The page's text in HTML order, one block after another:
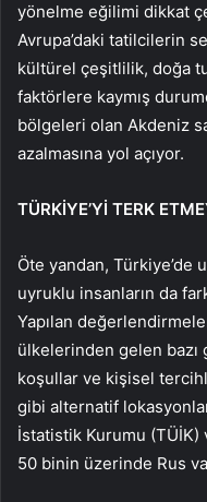
yönelme eğilimi dikkat
Avrupa’daki tatilcilerin
kültürel çeşitlilik, doğa
faktörlere kaymış
bölgeleri olan Akdeniz
azalmasına yol açıyor.
TÜRKİYE’Yİ TERK
Öte yandan, Türkiye’de
uyruklu insanların da
Yapılan
ülkelerinden gelen bazı
koşullar ve kişisel
gibi alternatif
İstatistik Kurumu
50 binin üzerinde Rus